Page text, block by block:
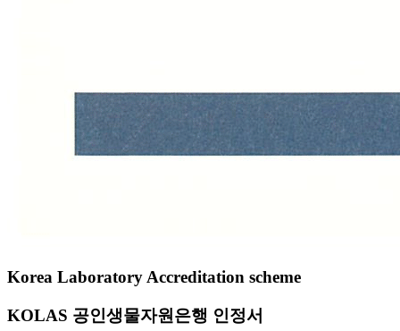
Korea Laboratory Accreditation scheme
KOLAS 공인생물자원은행 인정서